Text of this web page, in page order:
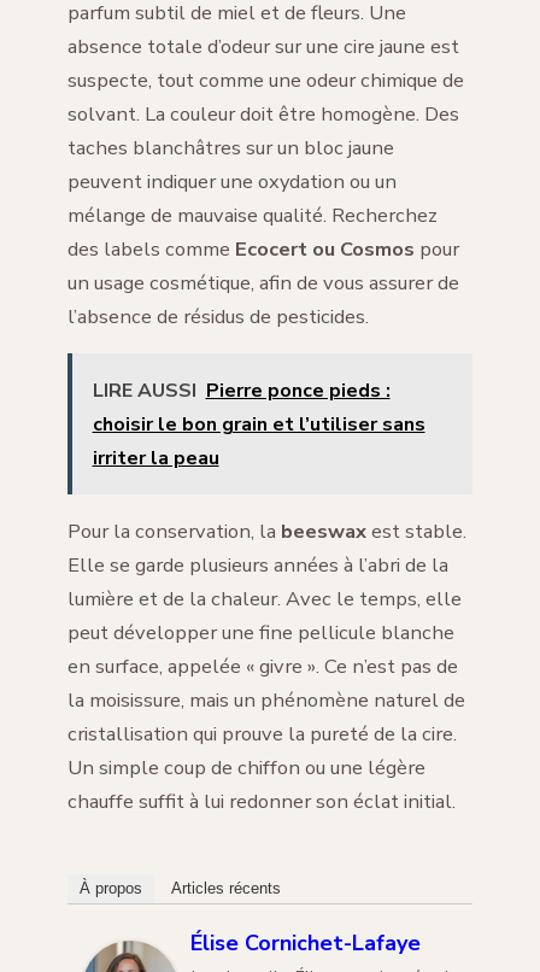
parfum subtil de miel et de fleurs. Une
absence totale d’odeur sur une cire jaune est
suspecte, tout comme une odeur chimique de
solvant. La couleur doit être homogène. Des
taches blanchâtres sur un bloc jaune
peuvent indiquer une oxydation ou un
mélange de mauvaise qualité. Recherchez
des labels comme Ecocert ou Cosmos pour
un usage cosmétique, afin de vous assurer de
l’absence de résidus de pesticides.
LIRE AUSSI Pierre ponce pieds :
choisir le bon grain et l’utiliser sans
irriter la peau
Pour la conservation, la beeswaxest stable.
Elle se garde plusieurs années à l’abri de la
lumière et de la chaleur. Avec le temps, elle
peut développer une fine pellicule blanche
en surface, appelée « givre ». Ce n’est pas de
la moisissure, mais un phénomène naturel de
cristallisation qui prouve la pureté de la cire.
Un simple coup de chiffon ou une légère
chauffe suffit à lui redonner son éclat initial.
À propos Articles récents
Élise Cornichet-Lafaye